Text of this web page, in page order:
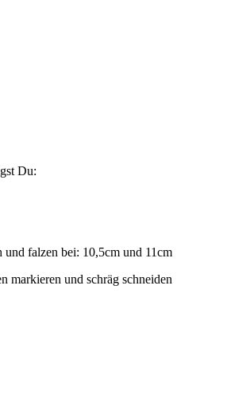
Du:
und falzen bei: 10,5cm und 11cm
markieren und schräg schneiden